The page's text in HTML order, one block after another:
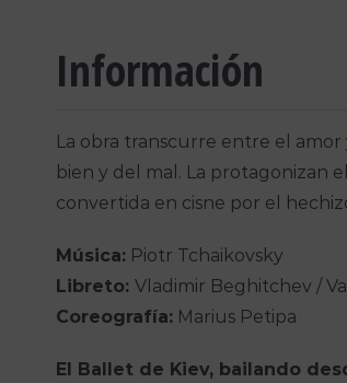
Información
La obra transcurre entre el
bien y del mal. La protagonizan
convertida en cisne por el
Música: Piotr Tchaikovsky
Libreto:Vladimir Beghitchev /
Coreografía: Marius Petipa
El Ballet de Kiev, bailando